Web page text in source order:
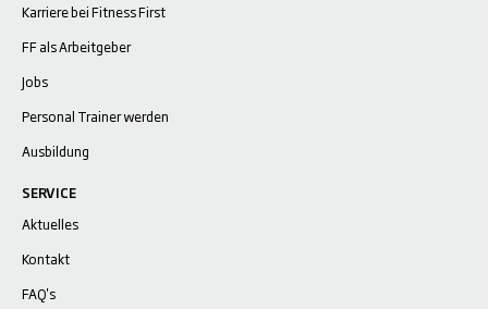
Karriere bei Fitness First
FF als Arbeitgeber
Jobs
Personal Trainer werden
Ausbildung
SERVICE
Aktuelles
Kontakt
FAQ's